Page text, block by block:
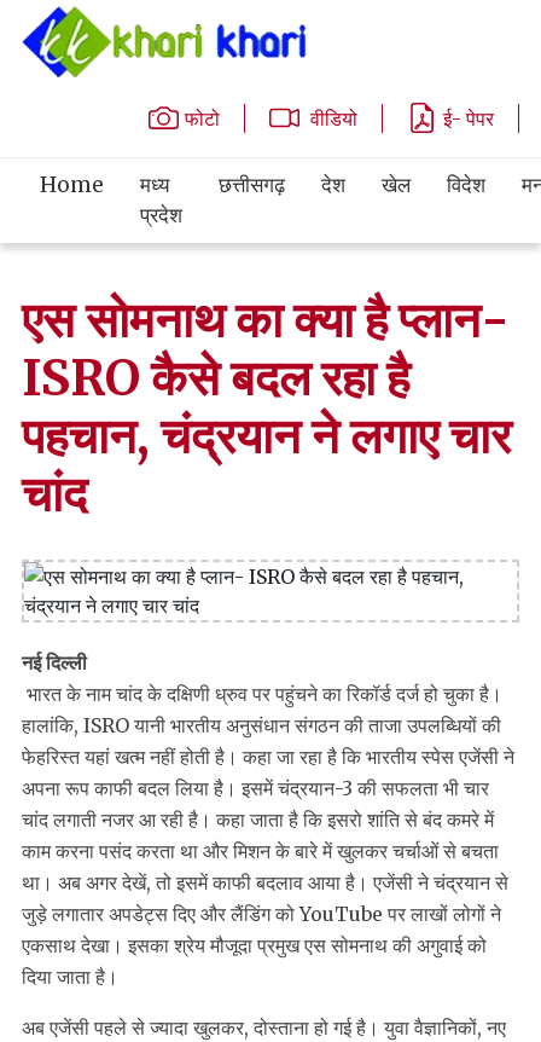
फोटो वीडियो ई- पेपर
Home
मध्य
प्रदेश
छत्तीसगढ़ देश खेल विदेश
एस सोमनाथ का क्या है प्लान-
ISRO कैसे बदल रहा है
पहचान, चंद्रयान ने लगाए चार
चांद
नई दिल्ली
भारत के नाम चांद के दक्षिणी ध्रुव पर पहुंचने का रिकॉर्ड दर्ज हो चुका है।
हालांकि, ISRO यानी भारतीय अनुसंधान संगठन की ताजा उपलब्धियों की
फेहरिस्त यहां खत्म नहीं होती है। कहा जा रहा है कि भारतीय स्पेस एजेंसी ने
अपना रूप काफी बदल लिया है। इसमें चंद्रयान-3 की सफलता भी चार
चांद लगाती नजर आ रही है। कहा जाता है कि इसरो शांति से बंद कमरे में
काम करना पसंद करता था और मिशन के बारे में खुलकर चर्चाओं से बचता
था। अब अगर देखें, तो इसमें काफी बदलाव आया है। एजेंसी ने चंद्रयान से
जुड़े लगातार अपडेट्स दिए और लैंडिंग को YouTube पर लाखों लोगों ने
एकसाथ देखा। इसका श्रेय मौजूदा प्रमुख एस सोमनाथ की अगुवाई को
दिया जाता है।
अब एजेंसी पहले से ज्यादा खुलकर, दोस्ताना हो गई है। युवा वैज्ञानिकों, नए